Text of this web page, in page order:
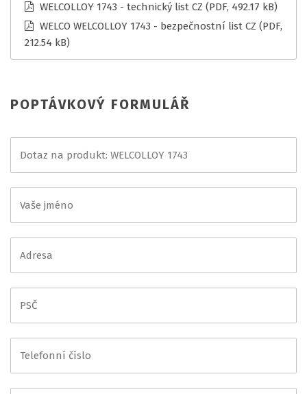
WELCOLLOY 1743 - technický list CZ (PDF, 492.17 kB)
WELCO WELCOLLOY 1743 - bezpečnostní list CZ (PDF,
212.54 kB)
POPTÁVKOVÝ FORMULÁŘ